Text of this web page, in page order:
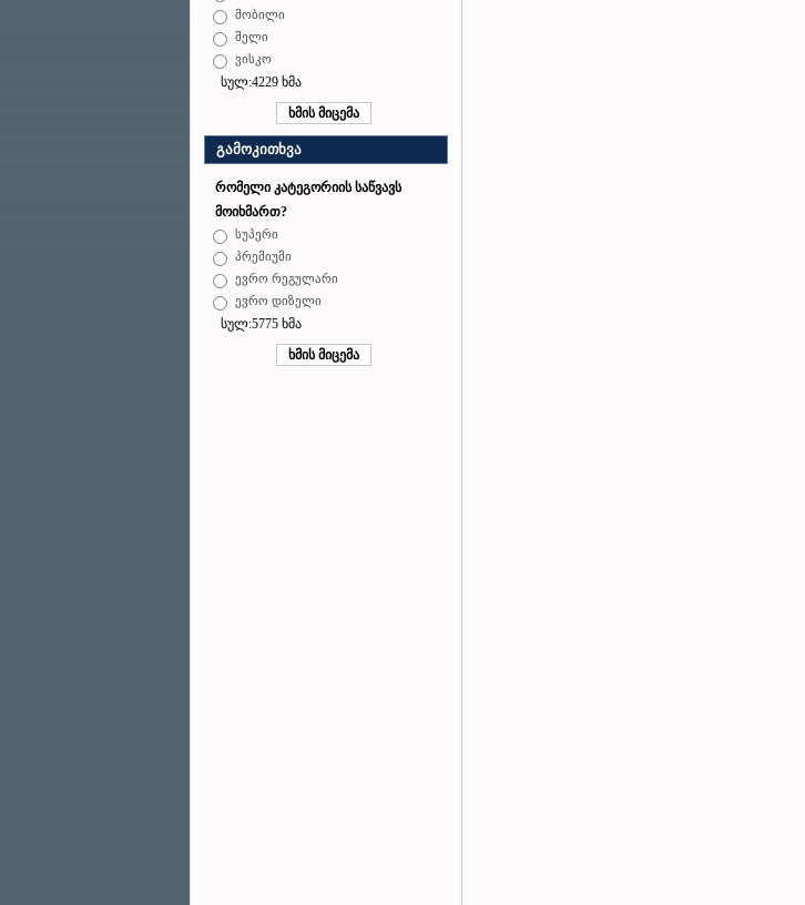
მობილი
შელი
ვისკო
სულ:4229 ხმა
გამოკითხვა
რომელი კატეგორიის საწვავს
მოიხმართ?
სუპერი
პრემიუმი
ევრო რეგულარი
ევრო დიზელი
სულ:5775 ხმა